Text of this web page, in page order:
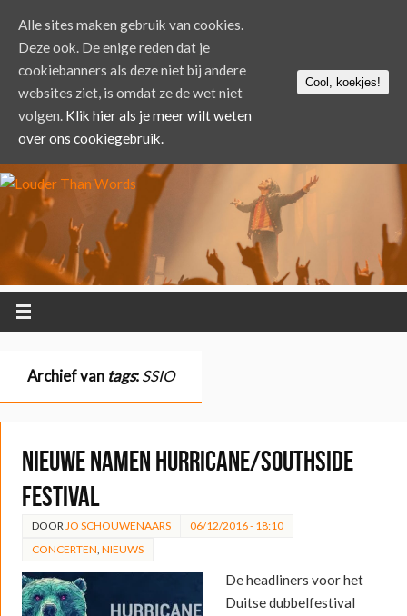
Archief van tags:SSIO
Nieuwe namen Hurricane/Southside
festival
DOOR JO SCHOUWENAARS
06/12/2016 - 18:10
CONCERTEN NIEUWS
De headliners voor het
Duitse dubbelfestival
Alle sites maken gebruik van cookies.
Deze ook. De enige reden dat je
cookiebanners als deze niet bij andere
websites ziet, is omdat ze de wet niet
volgen. Klik hier als je meer wilt weten
over ons cookiegebruik.
Cool, koekjes!